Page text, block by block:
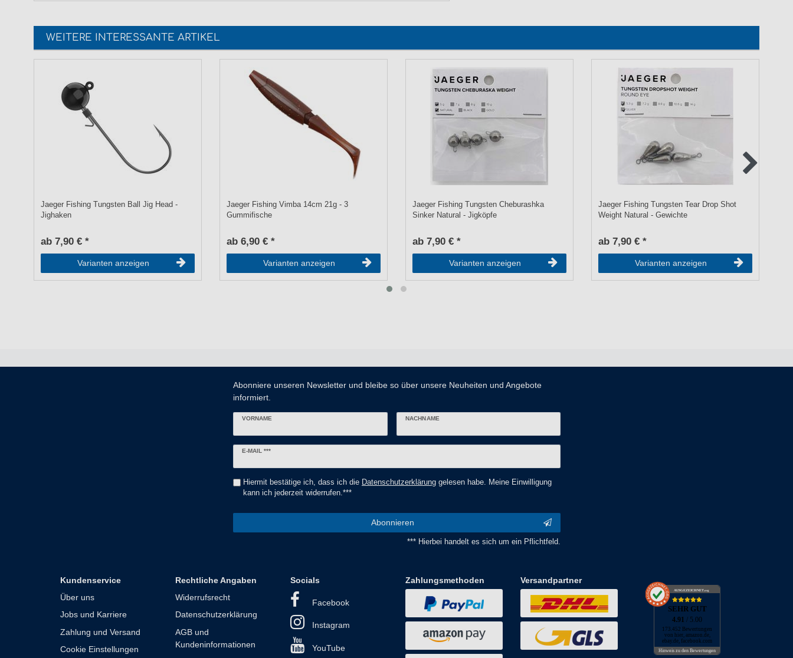
WEITERE INTERESSANTE ARTIKEL
Jaeger Fishing Tungsten Ball Jig Head -
Jighaken
ab 7,90 € *
Varianten anzeigen
Jaeger Fishing Vimba 14cm 21g - 3
Gummifische
ab 6,90 € *
Varianten anzeigen
Jaeger Fishing Tungsten Cheburashka
Sinker Natural - Jigköpfe
ab 7,90 € *
Varianten anzeigen
Jaeger Fishing Tungsten Tear Drop Shot
Weight Natural - Gewichte
ab 7,90 € *
Varianten anzeigen
Abonniere unseren Newsletter und bleibe so über unsere Neuheiten und Angebote
informiert.
VORNAME NACHNAME
E-MAIL ***
Newsletter
Hiermit bestätige ich, dass ich die Daten­schutz­erklärung gelesen habe. Meine Einwilligung
kann ich jederzeit widerrufen.***
Abonnieren
*** Hierbei handelt es sich um ein Pflichtfeld.
Kundenservice
Über uns
Jobs und Karriere
Zahlung und Versand
Cookie Einstellungen
Rechtliche Angaben
Widerrufsrecht
Datenschutzerklärung
AGB und
Kundeninformationen
Socials
Facebook
Instagram
YouTube
Zahlungsmethoden Versandpartner
AUSGEZEICHNET.org
SEHR GUT
4.91/ 5.00
173.452 Bewertungen
von hier, amazon.de,
ebay.de, facebook.com
Hinweis zu den Bewertungen